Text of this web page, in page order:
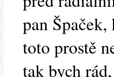
pan
toto prostě
tak bych